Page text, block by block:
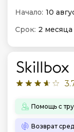
Начало: 10
Срок: 2 месяца
Помощь с
Возврат